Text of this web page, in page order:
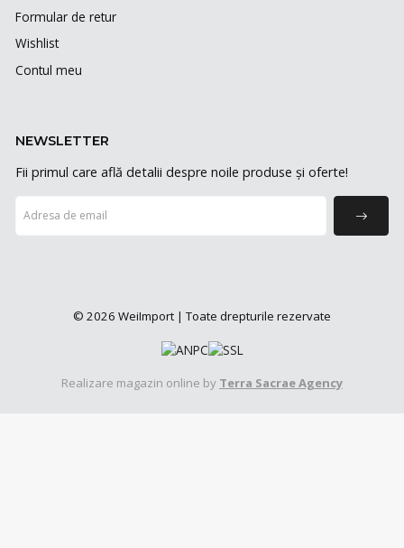
Formular de retur
Wishlist
Contul meu
NEWSLETTER
Fii primul care află detalii despre noile produse și oferte!
© 2026 WeiImport | Toate drepturile rezervate
Realizare magazin online by Terra Sacrae Agency